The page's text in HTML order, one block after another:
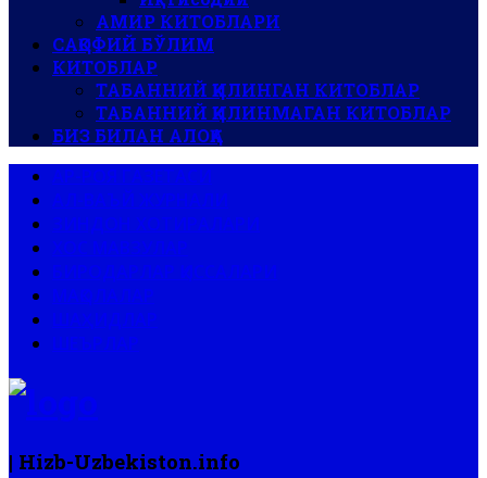
АМИР КИТОБЛАРИ
САҚОФИЙ БЎЛИМ
КИТОБЛАР
ТАБАННИЙ ҚИЛИНГАН КИТОБЛАР
ТАБАННИЙ ҚИЛИНМАГАН КИТОБЛАР
БИЗ БИЛАН АЛОҚА
| Hizb-Uzbekiston.info